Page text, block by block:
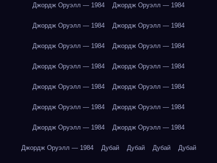
Джордж Оруэлл — 1984 Джордж Оруэлл — 1984
Джордж Оруэлл — 1984 Джордж Оруэлл — 1984
Джордж Оруэлл — 1984 Джордж Оруэлл — 1984
Джордж Оруэлл — 1984 Джордж Оруэлл — 1984
Джордж Оруэлл — 1984 Джордж Оруэлл — 1984
Джордж Оруэлл — 1984 Джордж Оруэлл — 1984
Джордж Оруэлл — 1984 Джордж Оруэлл — 1984
Джордж Оруэлл — 1984 Дубай Дубай Дубай Дубай